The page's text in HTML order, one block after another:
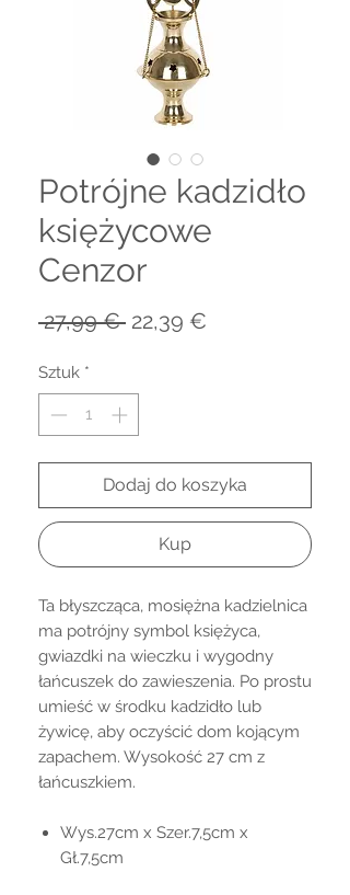
Potrójne kadzidło
księżycowe
Cenzor
27,99 € Regularna
22,39 €
Sztuk *
Dodaj do koszyka
Kup
Ta błyszcząca, mosiężna kadzielnica
ma potrójny symbol księżyca,
gwiazdki na wieczku i wygodny
łańcuszek do zawieszenia. Po prostu
umieść w środku kadzidło lub
żywicę, aby oczyścić dom kojącym
zapachem. Wysokość 27 cm z
łańcuszkiem.
Wys.27cm x Szer.7,5cm x
Gł.7,5cm